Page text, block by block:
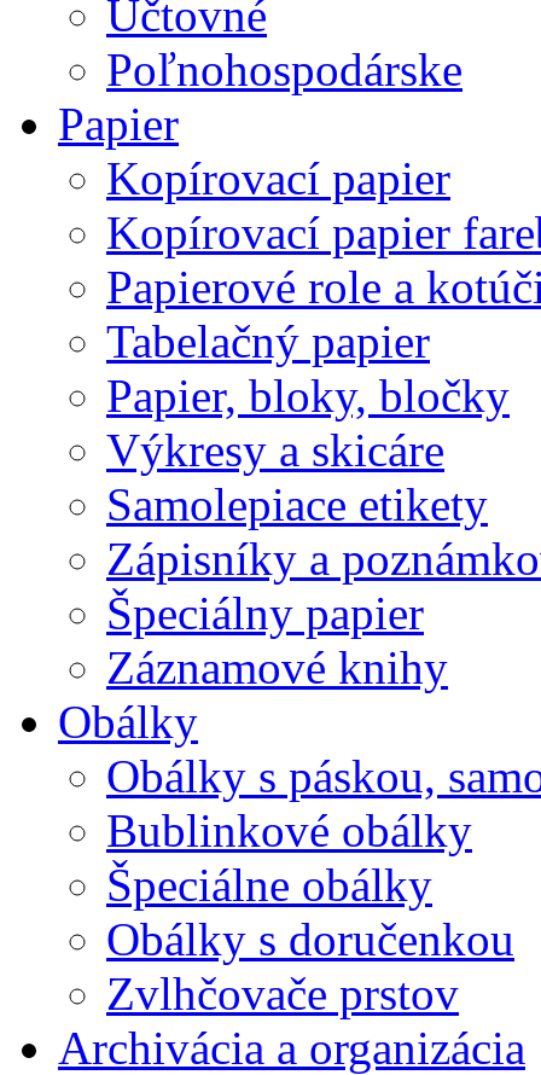
Účtovné
Poľnohospodárske
Papier
Kopírovací papier
Kopírovací papier
Papierové role a
Tabelačný papier
Papier, bloky, bločky
Výkresy a skicáre
Samolepiace etikety
Zápisníky a
Špeciálny papier
Záznamové knihy
Obálky
Obálky s páskou,
Bublinkové obálky
Špeciálne obálky
Obálky s doručenkou
Zvlhčovače prstov
Archivácia a organizácia